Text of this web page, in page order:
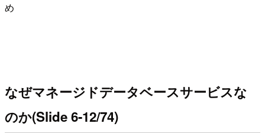
め
なぜマネージドデータベースサービスな
のか(Slide 6-12/74)